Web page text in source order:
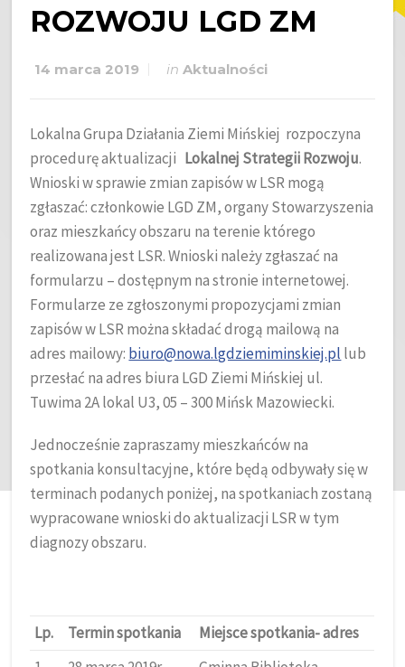
ROZWOJU LGD ZM
14 marca 2019 inAktualności
Lokalna Grupa Działania Ziemi Mińskiej rozpoczyna
procedurę aktualizacji Lokalnej Strategii Rozwoju.
Wnioski w sprawie zmian zapisów w LSR mogą
zgłaszać: członkowie LGD ZM, organy Stowarzyszenia
oraz mieszkańcy obszaru na terenie którego
realizowana jest LSR. Wnioski należy zgłaszać na
formularzu – dostępnym na stronie internetowej.
Formularze ze zgłoszonymi propozycjami zmian
zapisów w LSR można składać drogą mailową na
adres mailowy: biuro@nowa.lgdziemiminskiej.pl lub
przesłać na adres biura LGD Ziemi Mińskiej ul.
Tuwima 2A lokal U3, 05 – 300 Mińsk Mazowiecki.
Jednocześnie zapraszamy mieszkańców na
spotkania konsultacyjne, które będą odbywały się w
terminach podanych poniżej, na spotkaniach zostaną
wypracowane wnioski do aktualizacji LSR w tym
diagnozy obszaru.
Lp. Termin spotkania
Miejsce spotkania- adres